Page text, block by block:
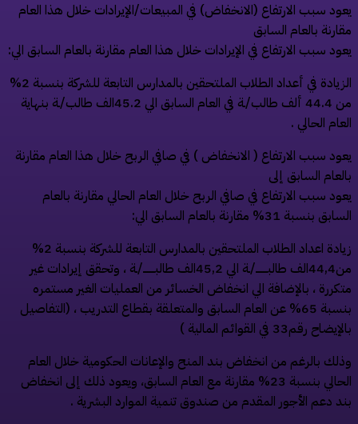
سبب الارتفاع (الانخفاض) في المبيعات/الإيرادات خلال هذا العام
بالعام السابق
سبب الارتفاع في الإيرادات خلال هذا العام مقارنة بالعام السابق الي:
الزيادة في أعداد الطلاب الملتحقين بالمدارس التابعة للشركة بنسبة 2%
من 44.4 ألف طالب/ـة في العام السابق الي 45.2الف طالب/ـة بنهاية
الحالي .
سبب الارتفاع ( الانخفاض ) في صافي الربح خلال هذا العام مقارنة
السابق إلى
سبب الارتفاع في صافي الربح خلال العام الحالي مقارنة بالعام
بنسبة 31% مقارنة بالعام السابق الي:
زيادة اعداد الطلاب الملتحقين بالمدارس التابعة للشركة بنسبة 2%
من44,4الف طالبـــــــ/ـة الي 45,2الف طالبـــــــ/ـة ، وتحقق إيرادات غير
، بالإضافة الي انخفاض الخسائر من العمليات الغير مستمره
بنسبة 65% عن العام السابق والمتعلقة بقطاع التدريب ، (التفاصيل
رقم33 في القوائم المالية )
بالرغم من انخفاض بند المنح والإعانات الحكومية خلال العام
الحالي بنسبة 23% مقارنة مع العام السابق، ويعود ذلك إلى انخفاض
دعم الأجور المقدم من صندوق تنمية الموارد البشرية .